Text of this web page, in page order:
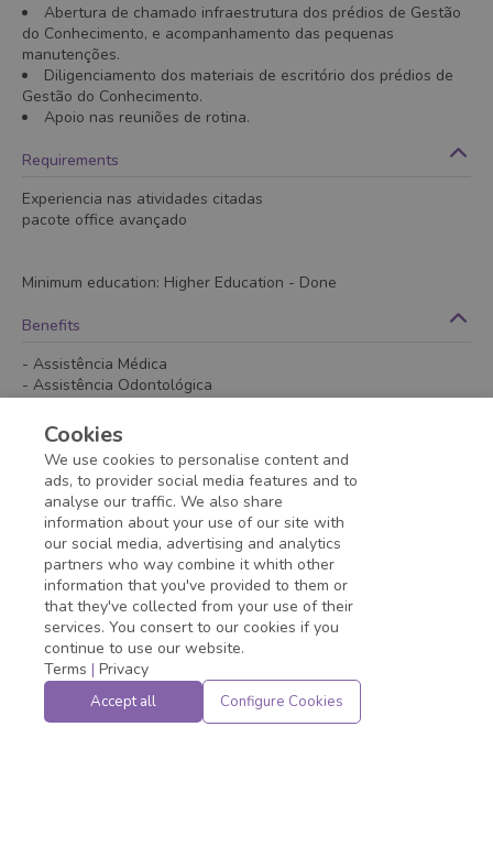
Abertura de chamado infraestrutura dos prédios de Gestão
do Conhecimento, e acompanhamento das pequenas
manutenções.
Diligenciamento dos materiais de escritório dos prédios de
Gestão do Conhecimento.
Apoio nas reuniões de rotina.
Requirements
Experiencia nas atividades citadas
pacote office avançado
Minimum education: Higher Education - Done
Benefits
- Assistência Médica
- Assistência Odontológica
- Vale alimentação
- Vale refeição
- Vale transporte
Application deadline expired!
Cookies
We use cookies to personalise content and
ads, to provider social media features and to
analyse our traffic. We also share
information about your use of our site with
our social media, advertising and analytics
partners who way combine it whith other
information that you've provided to them or
that they've collected from your use of their
services. You consert to our cookies if you
continue to use our website.
Terms | Privacy
Accept all Configure Cookies